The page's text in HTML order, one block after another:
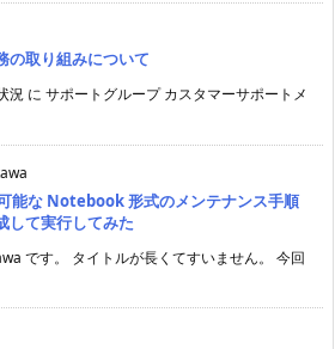
の取り組みについて
況 に サポートグループ カスタマーサポートメ
能な Notebook 形式のメンテナンス手順
して実行してみた
です。 タイトルが長くてすいません。 今回